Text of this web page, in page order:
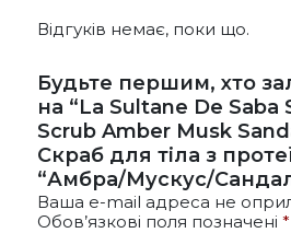
на
Відгуків немає, поки що.
Будьте першим, хто
на “La Sultane De Saba
Scrub Amber Musk
Скраб для тіла з
“Амбра/Мускус/
Ваша e-mail адреса не
Обов’язкові поля позначені *